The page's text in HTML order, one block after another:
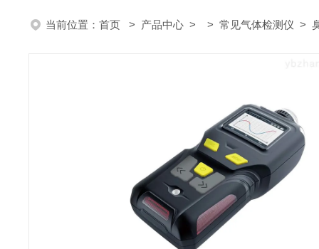
当前位置： 首页 > 产品中心 > > 常见气体检测仪 >